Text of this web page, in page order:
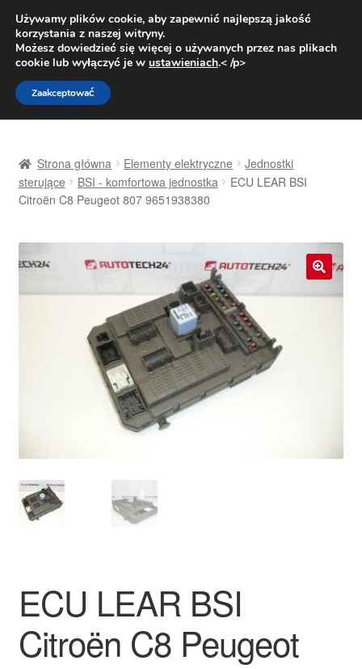
DOSTAWA od 31 zł
Pn.-pt. 9:00-16:00800 003 167
Przejdź
do
nawigacji
Przejdź
do
treści
Dostawa
Kontakt
Polityka prywatności
Procedura reklamacyjna
Skarga
Zamówienia
Zasady i warunki
Strona główna Elementy elektryczne
Jednostki
sterujące
BSI - komfortowa jednostka
ECU LEAR BSI
Citroën C8 Peugeot 807 9651938380
ECU LEAR BSI
Citroën C8 Peugeot
Używamy plików cookie, aby zapewnić najlepszą jakość
korzystania z naszej witryny.
Możesz dowiedzieć się więcej o używanych przez nas plikach
cookie lub wyłączyć je w ustawieniach.< /p>
Zaakceptować